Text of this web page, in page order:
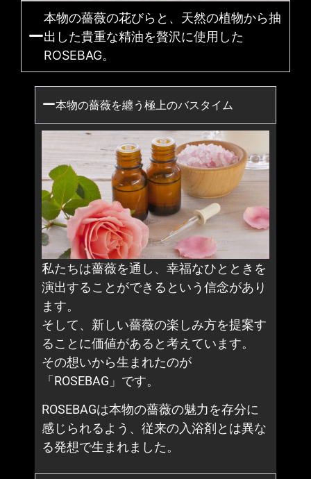
本物の薔薇の花びらと、天然の植物から抽
出した貴重な精油を贅沢に使用した
ROSEBAG。
本物の薔薇を纏う極上のバスタイム
私たちは薔薇を通し、幸福なひとときを
演出することができるという信念があり
ます。
そして、新しい薔薇の楽しみ方を提案す
ることに価値があると考えています。
その想いから生まれたのが
「ROSEBAG」です。
ROSEBAGは本物の薔薇の魅力を存分に
感じられるよう、従来の入浴剤とは異な
る発想で生まれました。